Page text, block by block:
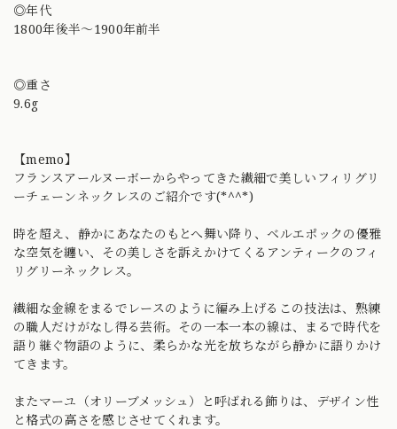
◎年代
1800年後半〜1900年前半
◎重さ
9.6g
【memo】
フランスアールヌーボーからやってきた繊細で美しいフィリグリ
ーチェーンネックレスのご紹介です(*^^*)
時を超え、静かにあなたのもとへ舞い降り、ベルエポックの優雅
な空気を纏い、その美しさを訴えかけてくるアンティークのフィ
リグリーネックレス。
繊細な金線をまるでレースのように編み上げるこの技法は、熟練
の職人だけがなし得る芸術。その一本一本の線は、まるで時代を
語り継ぐ物語のように、柔らかな光を放ちながら静かに語りかけ
てきます。
またマーユ（オリーブメッシュ）と呼ばれる飾りは、デザイン性
と格式の高さを感じさせてくれます。